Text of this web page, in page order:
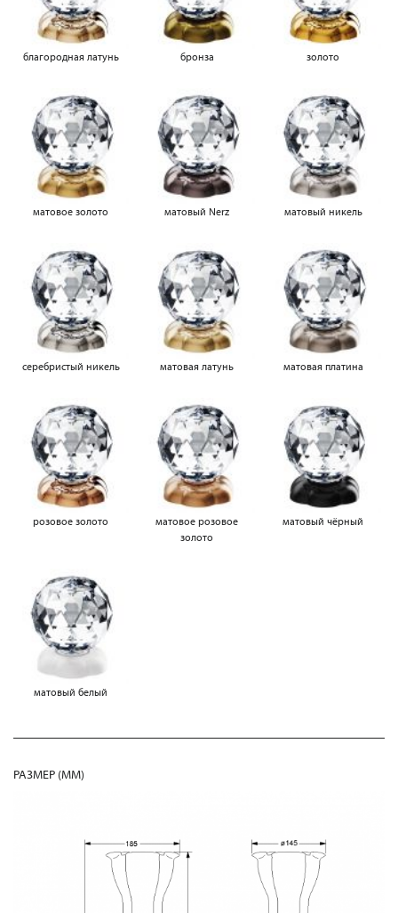
благородная латунь бронза золото
матовое золото матовый Nerz матовый никель
серебристый никель матовая латунь матовая платина
розовое золото
матовое розовое
золото
матовый чёрный
матовый белый
РАЗМЕР (MM)